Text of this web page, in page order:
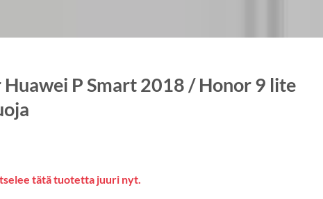
Huawei P Smart 2018 / Honor 9 lite
tätä tuotetta juuri nyt.